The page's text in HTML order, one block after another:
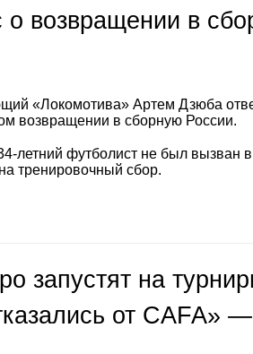
о возвращении в
«Локомотива» Артем Дзюба
возвращении в сборную России.
летний футболист не был вызван
тренировочный сбор.
запустят на
от CAFA»